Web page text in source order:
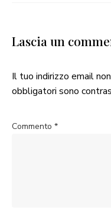
Lascia un
Il tuo indirizzo email
obbligatori sono
Commento *